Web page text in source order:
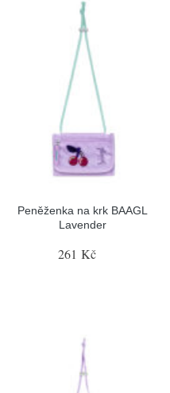
Peněženka na krk BAAGL
Lavender
261 Kč